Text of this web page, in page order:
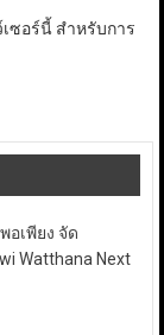
ซอร์นี้ สำหรับการ
เพียง จัด
Watthana Next